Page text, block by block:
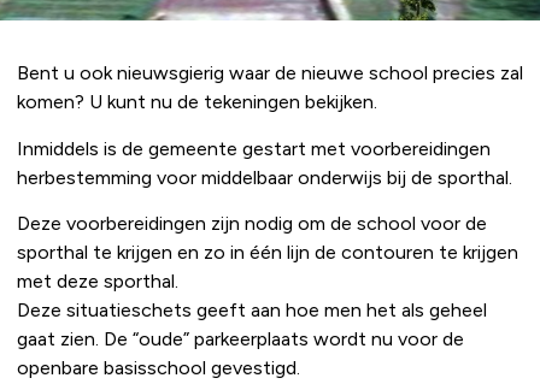
Bent u ook nieuwsgierig waar de nieuwe school precies zal
komen? U kunt nu de tekeningen bekijken.
Inmiddels is de gemeente gestart met voorbereidingen
herbestemming voor middelbaar onderwijs bij de sporthal.
Deze voorbereidingen zijn nodig om de school voor de
sporthal te krijgen en zo in één lijn de contouren te krijgen
met deze sporthal.
Deze situatieschets geeft aan hoe men het als geheel
gaat zien. De “oude” parkeerplaats wordt nu voor de
openbare basisschool gevestigd.